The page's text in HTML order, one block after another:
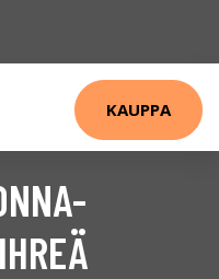
KAUPPA